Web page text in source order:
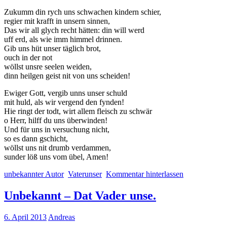
Zukumm din rych uns schwachen kindern schier,
regier mit krafft in unsern sinnen,
Das wir all glych recht hätten: din will werd
uff erd, als wie imm himmel drinnen.
Gib uns hüt unser täglich brot,
ouch in der not
wöllst unsre seelen weiden,
dinn heilgen geist nit von uns scheiden!
Ewiger Gott, vergib unns unser schuld
mit huld, als wir vergend den fynden!
Hie ringt der todt, wirt allem fleisch zu schwär
o Herr, hilff du uns überwinden!
Und für uns in versuchung nicht,
so es dann gschicht,
wöllst uns nit drumb verdammen,
sunder löß uns vom übel, Amen!
unbekannter Autor Vaterunser Kommentar hinterlassen
Unbekannt – Dat Vader unse.
6. April 2013 Andreas